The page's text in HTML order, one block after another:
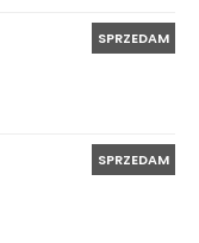
SPRZEDAM
SPRZEDAM